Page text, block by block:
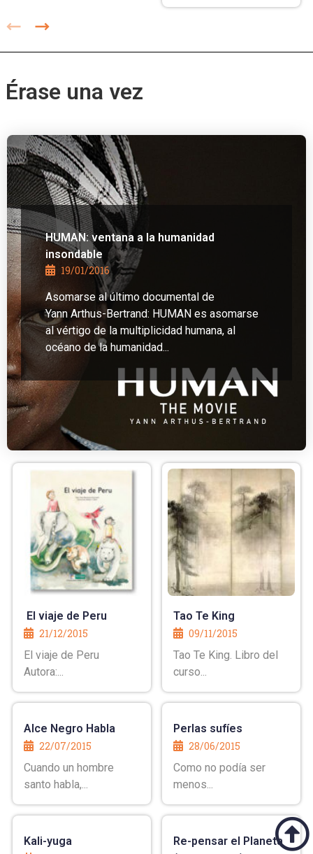
Érase una vez
HUMAN: ventana a la humanidad
insondable
19/01/2016
Asomarse al último documental de
Yann Arthus-Bertrand: HUMAN es asomarse
al vértigo de la multiplicidad humana, al
océano de la humanidad...
El viaje de Peru
21/12/2015
El viaje de Peru
Autora:...
Tao Te King
09/11/2015
Tao Te King. Libro del
curso...
Alce Negro Habla
22/07/2015
Cuando un hombre
santo habla,...
Perlas sufíes
28/06/2015
Como no podía ser
menos...
Kali-yuga
Re-pensar el Planeta